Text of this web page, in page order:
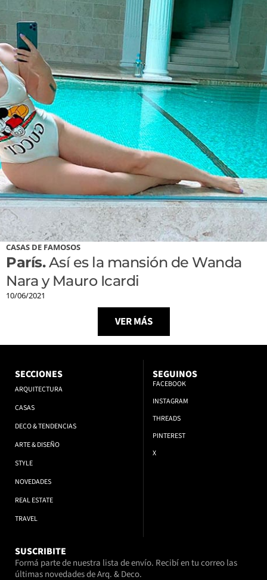
CASAS DE FAMOSOS
París.Así es la mansión de Wanda
Nara y Mauro Icardi
10/06/2021
VER MÁS
SECCIONES
ARQUITECTURA
CASAS
DECO & TENDENCIAS
ARTE & DISEÑO
STYLE
NOVEDADES
REAL ESTATE
TRAVEL
SEGUINOS
FACEBOOK
INSTAGRAM
THREADS
PINTEREST
X
SUSCRIBITE
Formá parte de nuestra lista de envío. Recibí en tu correo las
últimas novedades de Arq. & Deco.